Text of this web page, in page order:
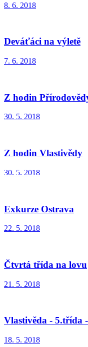
8. 6. 2018
Deváťáci na výletě
7. 6. 2018
Z hodin
30. 5. 2018
Z hodin Vlastivědy
30. 5. 2018
Exkurze Ostrava
22. 5. 2018
Čtvrtá třída na lovu
21. 5. 2018
Vlastivěda - 5.třída
18. 5. 2018